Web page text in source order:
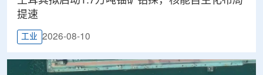
提速
工业 2026-08-10